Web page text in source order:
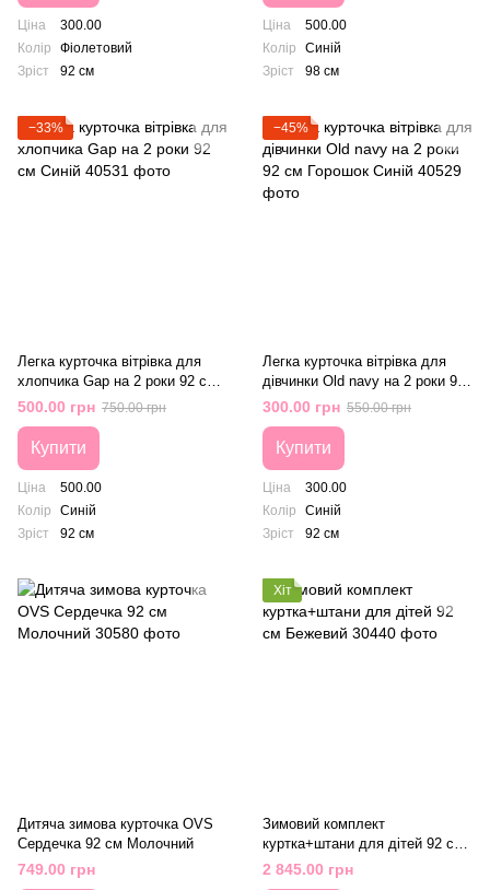
Ціна
300.00
Колір
Фіолетовий
Зріст
92 см
Ціна
500.00
Колір
Синій
Зріст
98 см
−33%
Легка курточка вітрівка для
хлопчика Gap на 2 роки 92 см
Синій
500.00 грн 750.00 грн
Купити
Ціна
500.00
Колір
Синій
Зріст
92 см
−45%
Легка курточка вітрівка для
дівчинки Old navy на 2 роки 92
см Горошок Синій
300.00 грн 550.00 грн
Купити
Ціна
300.00
Колір
Синій
Зріст
92 см
Дитяча зимова курточка OVS
Сердечка 92 см Молочний
749.00 грн
Хіт
Зимовий комплект
куртка+штани для дітей 92 см
Бежевий
2 845.00 грн